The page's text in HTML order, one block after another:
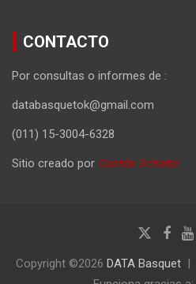
CONTACTO
Por consultas o informes de :
databasquetok@gmail.com
(011) 15-3004-6328
Sitio creado por Gastón Schafer
Copyright ©2026 DATA Basquet